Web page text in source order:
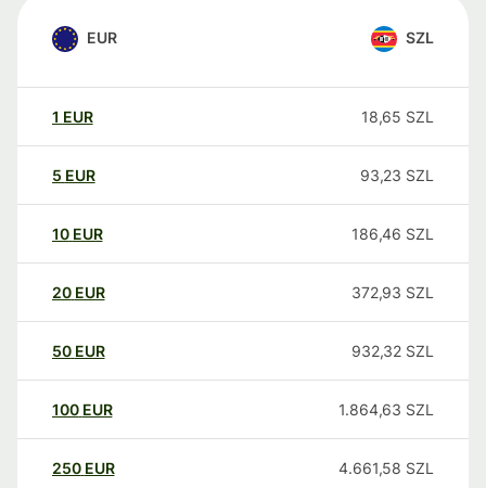
EUR SZL
1 EUR 18,65 SZL
5 EUR 93,23 SZL
10 EUR 186,46 SZL
20 EUR 372,93 SZL
50 EUR 932,32 SZL
100 EUR 1.864,63 SZL
250 EUR 4.661,58 SZL